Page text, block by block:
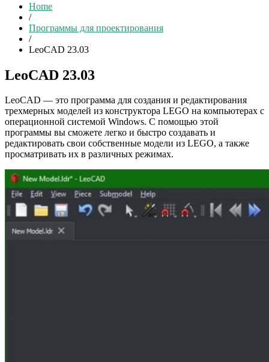
Home
/
Программы для проектирования
/
LeoCAD 23.03
LeoCAD 23.03
LeoCAD — это программа для создания и редактирования
трехмерных моделей из конструктора LEGO на компьютерах с
операционной системой Windows. С помощью этой
программы вы сможете легко и быстро создавать и
редактировать свои собственные модели из LEGO, а также
просматривать их в различных режимах.